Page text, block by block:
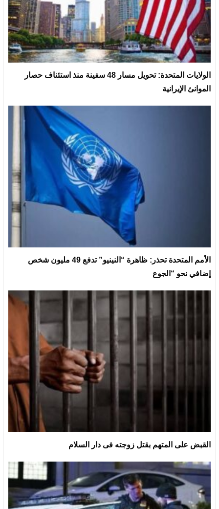
الولايات المتحدة: تحويل مسار 48 سفينة منذ استئناف حصار
الموانئ الإيرانية
الأمم المتحدة تحذر: ظاهرة “النينيو” تدفع 49 مليون شخص
إضافي نحو “الجوع
القبض على المتهم بقتل زوجته فى دار السلام